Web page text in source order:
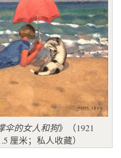
伞的女人和狗》（1921
厘米；私人收藏）